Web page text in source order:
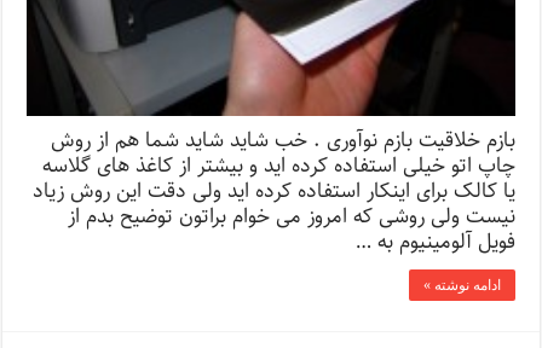
بازم خلاقیت بازم نوآوری . خب شاید شاید شما هم از روش
چاپ اتو خیلی استفاده کرده اید و بیشتر از کاغذ های گلاسه
یا کالک برای اینکار استفاده کرده اید ولی دقت این روش زیاد
نیست ولی روشی که امروز می خوام براتون توضیح بدم از
فویل آلومینیوم به …
ادامه نوشته »